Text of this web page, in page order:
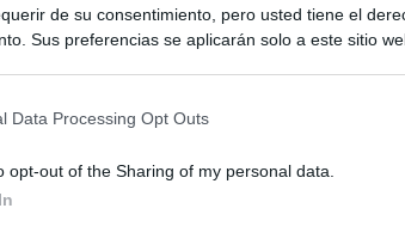
de su consentimiento, pero usted tiene el
Sus preferencias se aplicarán solo a este sitio
Data Processing Opt Outs
opt-out of the Sharing of my personal data.